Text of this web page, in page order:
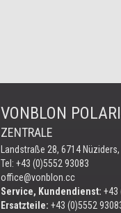
VONBLON
ZENTRALE
Landstraße 28, 6714
Tel: +43 (0)5552 93083
office@vonblon.cc
Service, Kundendienst: +43
Ersatzteile: +43 (0)5552